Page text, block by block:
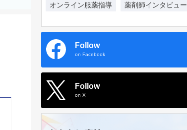
オンライン服薬指導 薬剤師インタビュー
Follow
on Facebook
Follow
on X